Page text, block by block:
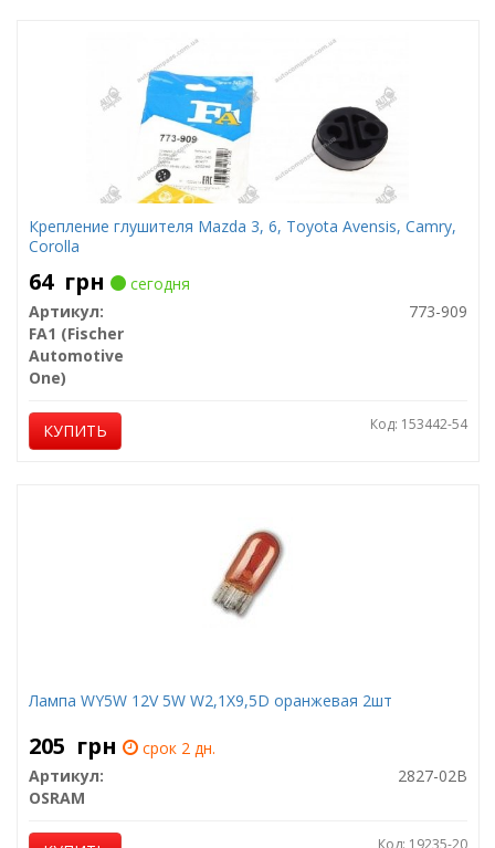
Крепление глушителя Mazda 3, 6, Toyota Avensis, Camry,
Corolla
64 грн
сегодня
Артикул:
773-909
FA1 (Fischer
Automotive
One)
КУПИТЬ Код: 153442-54
Лампа WY5W 12V 5W W2,1X9,5D оранжевая 2шт
205 грн
срок 2 дн.
Артикул:
2827-02B
OSRAM
Код: 19235-20